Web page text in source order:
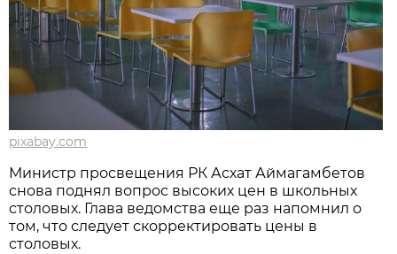
pixabay.com
Министр просвещения РК Асхат Аймагамбетов
снова поднял вопрос высоких цен в школьных
столовых. Глава ведомства еще раз напомнил о
том, что следует скорректировать цены в
столовых.